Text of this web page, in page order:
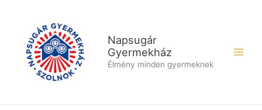
Napsugár
Gyermekház
Élmény minden gyermeknek